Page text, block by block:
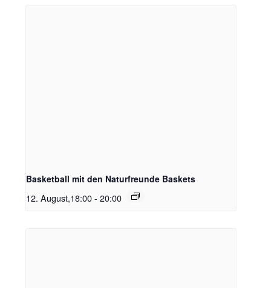
Basketball mit den Naturfreunde Baskets
12. August,18:00 - 20:00